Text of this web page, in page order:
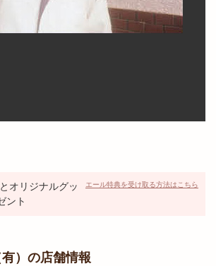
オリジナルグッ
ント
エール特典を受け取る方法はこちら
）の店舗情報